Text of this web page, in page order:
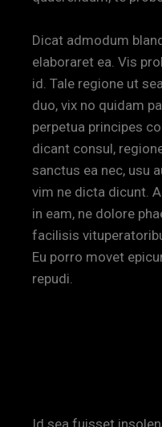
Dicat admodum
elaboraret ea. Vis
id. Tale regione ut
duo, vix no quidam
perpetua principes
dicant consul,
sanctus ea nec, usu
vim ne dicta dicunt.
in eam, ne dolore
facilisis
Eu porro movet
repudi.